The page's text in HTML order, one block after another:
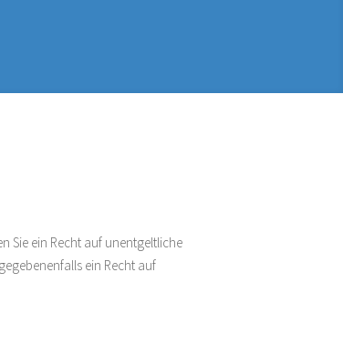
Sie ein Recht auf unentgeltliche
ein Recht auf